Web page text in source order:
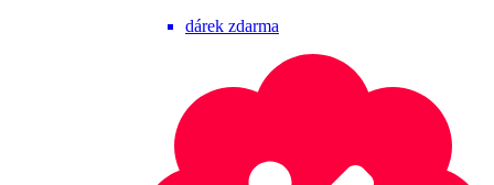
dárek zdarma